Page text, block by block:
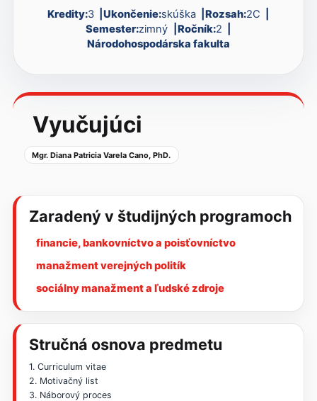
Kredity:3 Ukončenie:skúška Rozsah:2C
Semester:zimný Ročník:2
Národohospodárska fakulta
Vyučujúci
Mgr. Diana Patricia Varela Cano, PhD.
Zaradený v študijných programoch
financie, bankovníctvo a poisťovníctvo
manažment verejných politík
sociálny manažment a ľudské zdroje
Stručná osnova predmetu
1. Curriculum vitae
2. Motivačný list
3. Náborový proces